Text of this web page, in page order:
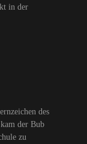
in der
des
der Bub
zu